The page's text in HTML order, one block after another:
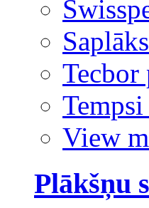
Tecbor
View
Plākšņu